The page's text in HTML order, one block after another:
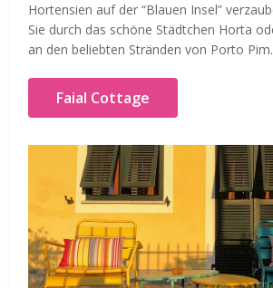
Hortensien auf der “Blauen Insel”
Sie durch das schöne Städtchen Horta
an den beliebten Stränden von Porto Pim.
Faial Cottage